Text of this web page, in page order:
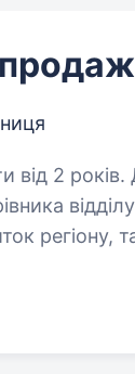
компанія
регіону,